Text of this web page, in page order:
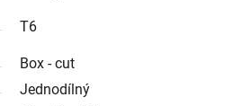
T6
Box - cut
Jednodílný